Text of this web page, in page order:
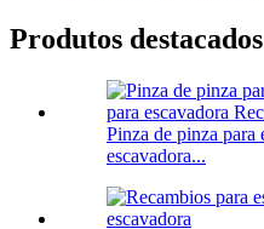
Produtos destacados
Pinza de pinza para
escavadora...